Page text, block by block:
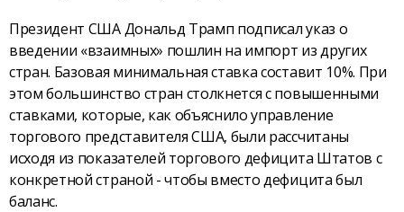
Президент США Дональд Трамп подписал указ о
введении «взаимных» пошлин на импорт из других
стран. Базовая минимальная ставка составит 10%. При
этом большинство стран столкнется с повышенными
ставками, которые, как объяснило управление
торгового представителя США, были рассчитаны
исходя из показателей торгового дефицита Штатов с
конкретной страной - чтобы вместо дефицита был
баланс.